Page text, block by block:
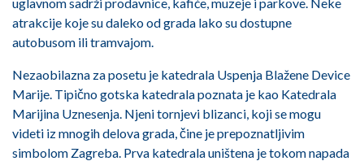
atrakcije koje su daleko od grada lako su dostupne
autobusom ili tramvajom.
Nezaobilazna za posetu je katedrala Uspenja Blažene Device
Marije. Tipično gotska katedrala poznata je kao Katedrala
Marijina Uznesenja. Njeni tornjevi blizanci, koji se mogu
videti iz mnogih delova grada, čine je prepoznatljivim
simbolom Zagreba. Prva katedrala uništena je tokom napada